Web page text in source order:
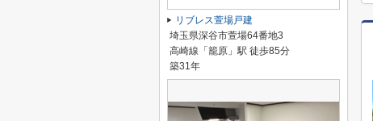
リブレス萱場戸建
埼玉県深谷市萱場64番地3
高崎線「籠原」駅 徒歩85分
築31年